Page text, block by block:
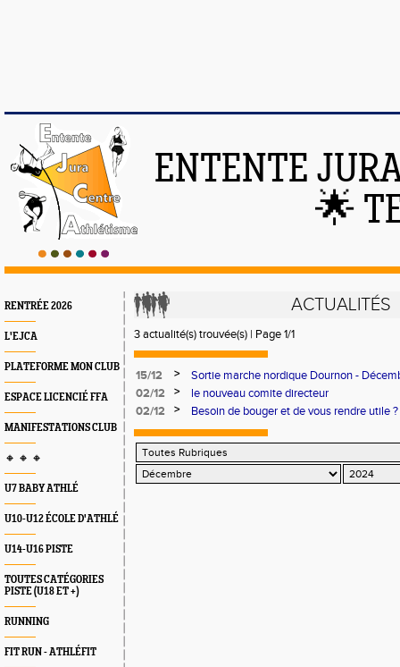
ENTENTE
🌟
RENTRÉE 2026
L'EJCA
PLATEFORME MON CLUB
ESPACE LICENCIÉ FFA
MANIFESTATIONS CLUB
🔸 🔸 🔸
U7 BABY ATHLÉ
U10-U12 ÉCOLE D'ATHLÉ
U14-U16 PISTE
TOUTES CATÉGORIES
PISTE (U18 ET +)
RUNNING
FIT RUN - ATHLÉFIT
ACTUALITÉS
3 actualité(s) trouvée(s) | Page 1/1
15/12 >
Sortie marche nordique Dournon -
02/12
>
le nouveau comite directeur
02/12
>
Besoin de bouger et de vous rendre utile